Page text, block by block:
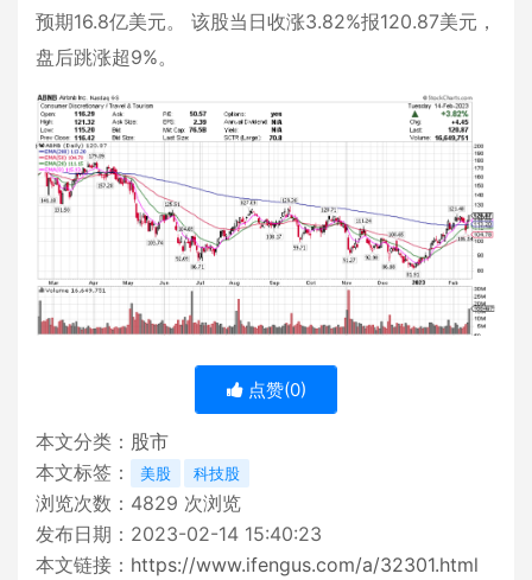
预期16.8亿美元。 该股当日收涨3.82%报120.87美元，
盘后跳涨超9%。
点赞(0)
本文分类： 股市
本文标签：
美股 科技股
浏览次数： 4829 次浏览
发布日期：2023-02-14 15:40:23
本文链接： https://www.ifengus.com/a/32301.html